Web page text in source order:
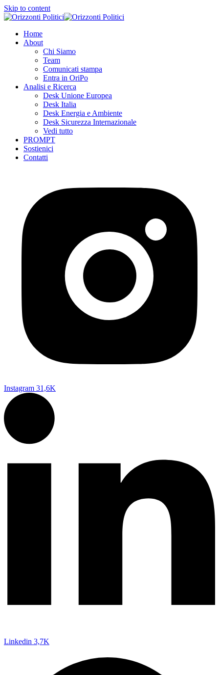
Skip to content
Home
About
Chi Siamo
Team
Comunicati stampa
Entra in OriPo
Analisi e Ricerca
Desk Unione Europea
Desk Italia
Desk Energia e Ambiente
Desk Sicurezza Internazionale
Vedi tutto
PROMPT
Sostienici
Contatti
Instagram 31,6K
Linkedin 3,7K